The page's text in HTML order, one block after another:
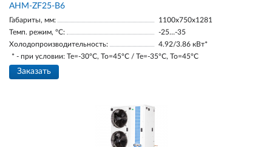
AНM-ZF25-В6
Габариты, мм:
1100х750х1281
Темп. режим, °С:
-25…-35
Холодопроизводительность:
4.92/3.86 кВт*
* - при условии: Te=-30ºC, To=45ºC / Te=-35ºC, To=45ºC
Заказать